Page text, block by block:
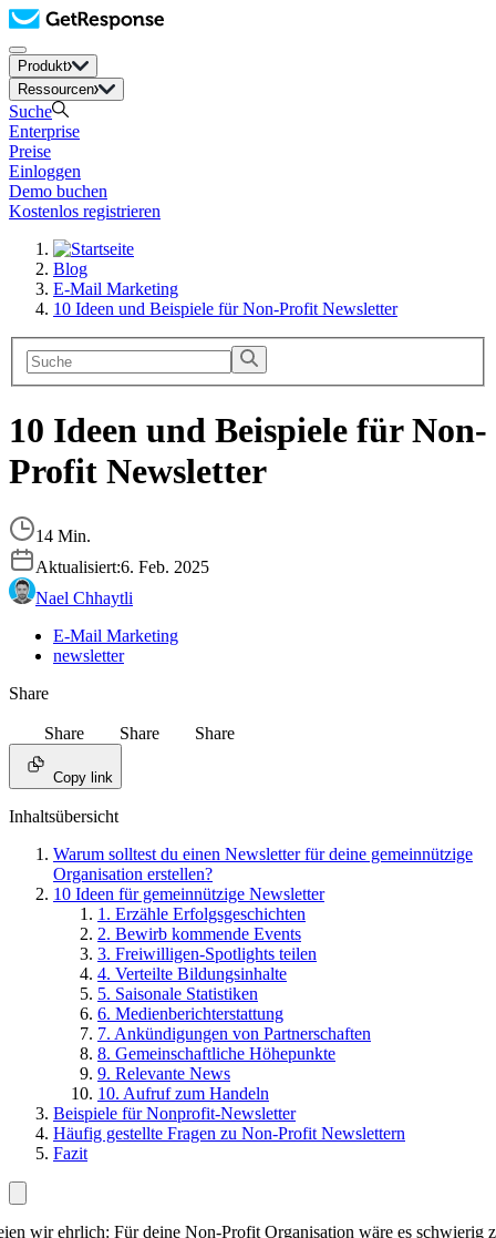
Produkt
Ressourcen
Suche
Enterprise
Preise
Einloggen
Demo buchen
Kostenlos registrieren
Blog
E-Mail Marketing
10 Ideen und Beispiele für Non-Profit Newsletter
10 Ideen und Beispiele für Non-
Profit Newsletter
14 Min.
Aktualisiert:6. Feb. 2025
Nael Chhaytli
E-Mail Marketing
newsletter
Share
Share Share Share
Copy link
Inhaltsübersicht
Warum solltest du einen Newsletter für deine gemeinnützige
Organisation erstellen?
10 Ideen für gemeinnützige Newsletter
1. Erzähle Erfolgsgeschichten
2. Bewirb kommende Events
3. Freiwilligen-Spotlights teilen
4. Verteilte Bildungsinhalte
5. Saisonale Statistiken
6. Medienberichterstattung
7. Ankündigungen von Partnerschaften
8. Gemeinschaftliche Höhepunkte
9. Relevante News
10. Aufruf zum Handeln
Beispiele für Nonprofit-Newsletter
Häufig gestellte Fragen zu Non-Profit Newslettern
Fazit
wir ehrlich: Für deine Non-Profit Organisation wäre es schwierig